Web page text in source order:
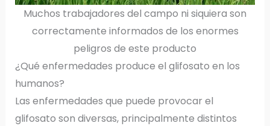
Muchos trabajadores del campo ni siquiera son
correctamente informados de los enormes
peligros de este producto
¿Qué enfermedades produce el glifosato en los
humanos?
Las enfermedades que puede provocar el
glifosato son diversas, principalmente distintos